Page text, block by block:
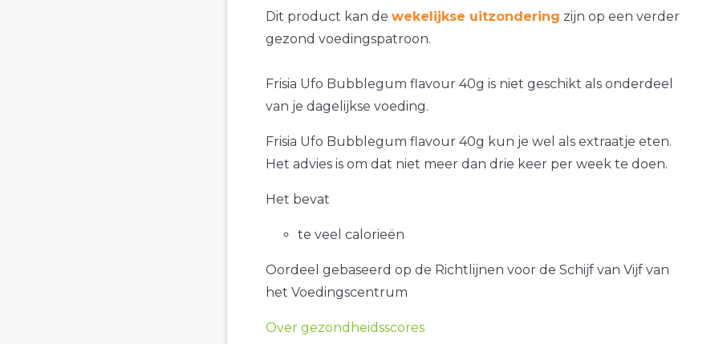
Dit product kan de wekelijkse uitzondering zijn op een verder
gezond voedingspatroon.
Frisia Ufo Bubblegum flavour 40g is niet geschikt als onderdeel
van je dagelijkse voeding.
Frisia Ufo Bubblegum flavour 40g kun je wel als extraatje eten.
Het advies is om dat niet meer dan drie keer per week te doen.
Het bevat
te veel calorieën
Oordeel gebaseerd op de Richtlijnen voor de Schijf van Vijf van
het Voedingscentrum
Over gezondheidsscores